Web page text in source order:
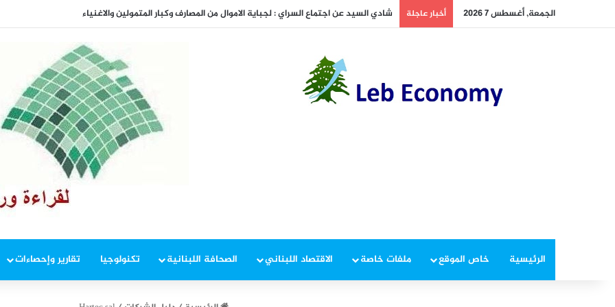
الجمعة, أغسطس 7 2026 أخبار عاجلة أخطر ما دار داخل غرفة المفاوضات
الرئيسية خاص الموقع ملفات خاصة الاقتصاد اللبناني الصحافة اللبنانية تكنولوجيا تقارير وإحصاءات